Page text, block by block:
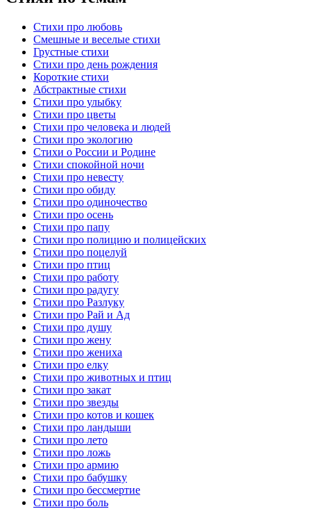
Стихи про любовь
Смешные и веселые стихи
Грустные стихи
Стихи про день рождения
Короткие стихи
Абстрактные стихи
Стихи про улыбку
Стихи про цветы
Стихи про человека и людей
Стихи про экологию
Стихи о России и Родине
Стихи спокойной ночи
Стихи про невесту
Стихи про обиду
Стихи про одиночество
Стихи про осень
Стихи про папу
Стихи про полицию и полицейских
Стихи про поцелуй
Стихи про птиц
Стихи про работу
Стихи про радугу
Стихи про Разлуку
Стихи про Рай и Ад
Стихи про душу
Стихи про жену
Стихи про жениха
Стихи про елку
Стихи про животных и птиц
Стихи про закат
Стихи про звезды
Стихи про котов и кошек
Стихи про ландыши
Стихи про лето
Стихи про ложь
Стихи про армию
Стихи про бабушку
Стихи про бессмертие
Стихи про боль